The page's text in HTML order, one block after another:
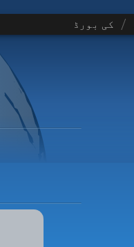
/ کی بورڈ